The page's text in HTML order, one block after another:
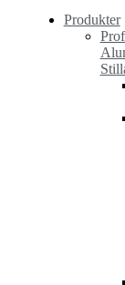
Produkter